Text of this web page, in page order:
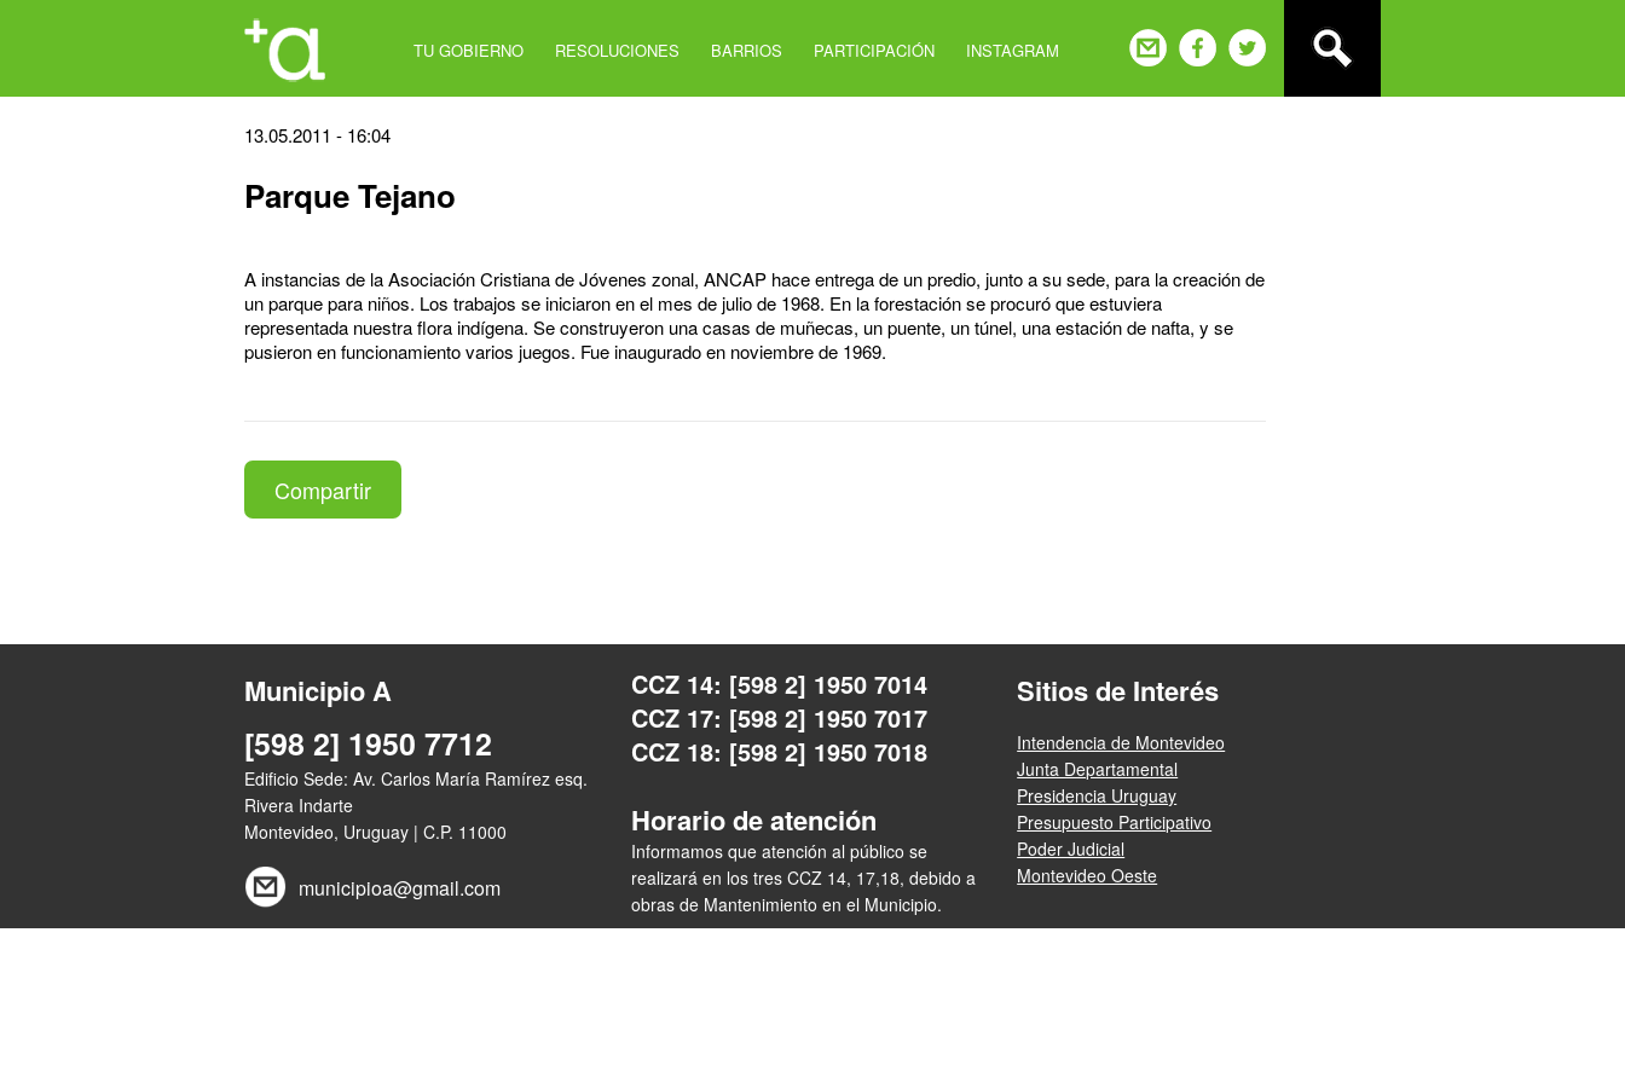
TU GOBIERNO RESOLUCIONES BARRIOS PARTICIPACIÓN INSTAGRAM
Back
top
13.05.2011 - 16:04
Parque Tejano
A instancias de la Asociación Cristiana de Jóvenes zonal, ANCAP hace entrega de un predio, junto a su sede, para la creación de
un parque para niños. Los trabajos se iniciaron en el mes de julio de 1968. En la forestación se procuró que estuviera
representada nuestra flora indígena. Se construyeron una casas de muñecas, un puente, un túnel, una estación de nafta, y se
pusieron en funcionamiento varios juegos. Fue inaugurado en noviembre de 1969.
Compartir
Municipio A
[598 2] 1950 7712
Edificio Sede: Av. Carlos María Ramírez esq.
Rivera Indarte
Montevideo, Uruguay | C.P. 11000
municipioa@gmail.com
CCZ 14: [598 2] 1950 7014
CCZ 17: [598 2] 1950 7017
CCZ 18: [598 2] 1950 7018
Horario de atención
Informamos que atención al público se
realizará en los tres CCZ 14, 17,18, debido a
obras de Mantenimiento en el Municipio.
Sitios de Interés
Intendencia de Montevideo
Junta Departamental
Presidencia Uruguay
Presupuesto Participativo
Poder Judicial
Montevideo Oeste